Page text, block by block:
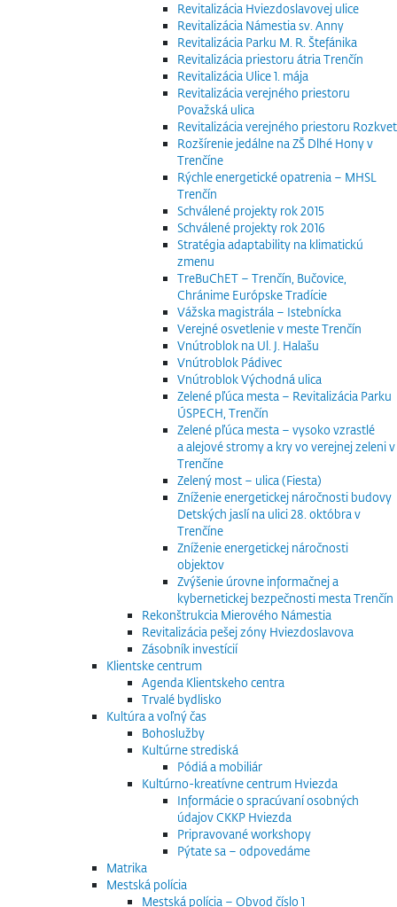
Revitalizácia Hviezdoslavovej ulice
Revitalizácia Námestia sv. Anny
Revitalizácia Parku M. R. Štefánika
Revitalizácia priestoru átria Trenčín
Revitalizácia Ulice 1. mája
Revitalizácia verejného priestoru
Považská ulica
Revitalizácia verejného priestoru Rozkvet
Rozšírenie jedálne na ZŠ Dlhé Hony v
Trenčíne
Rýchle energetické opatrenia – MHSL
Trenčín
Schválené projekty rok 2015
Schválené projekty rok 2016
Stratégia adaptability na klimatickú
zmenu
TreBuChET – Trenčín, Bučovice,
Chránime Európske Tradície
Vážska magistrála – Istebnícka
Verejné osvetlenie v meste Trenčín
Vnútroblok na Ul. J. Halašu
Vnútroblok Pádivec
Vnútroblok Východná ulica
Zelené pľúca mesta – Revitalizácia Parku
ÚSPECH, Trenčín
Zelené pľúca mesta – vysoko vzrastlé
a alejové stromy a kry vo verejnej zeleni v
Trenčíne
Zelený most – ulica (Fiesta)
Zníženie energetickej náročnosti budovy
Detských jaslí na ulici 28. októbra v
Trenčíne
Zníženie energetickej náročnosti
objektov
Zvýšenie úrovne informačnej a
kybernetickej bezpečnosti mesta Trenčín
Rekonštrukcia Mierového Námestia
Revitalizácia pešej zóny Hviezdoslavova
Zásobník investícií
Klientske centrum
Agenda Klientskeho centra
Trvalé bydlisko
Kultúra a voľný čas
Bohoslužby
Kultúrne strediská
Pódiá a mobiliár
Kultúrno-kreatívne centrum Hviezda
Informácie o spracúvaní osobných
údajov CKKP Hviezda
Pripravované workshopy
Pýtate sa – odpovedáme
Matrika
Mestská polícia
Mestská polícia – Obvod číslo 1